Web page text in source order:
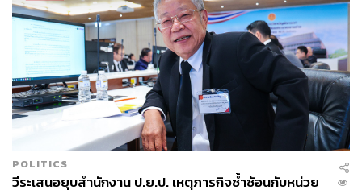
POLITICS
วีระเสนอยุบสำนักงาน ป.ย.ป. เหตุภารกิจซ้ำซ้อนกับหน่วย